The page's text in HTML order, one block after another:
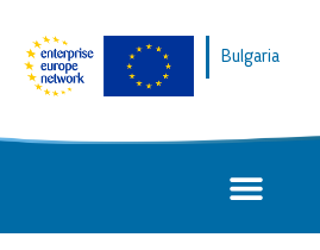
Bulgaria